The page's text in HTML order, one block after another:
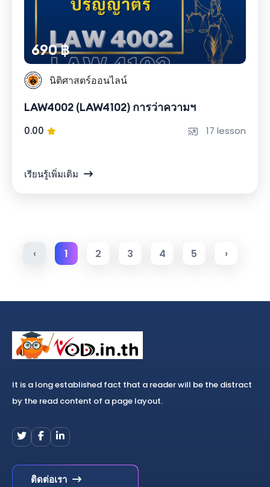
690 ฿
นิติศาสตร์ออนไลน์
LAW4002 (LAW4102) การว่าความฯ
0.00 17 lesson
เรียนรู้เพิ่มเติม
‹ 1 2 3 4 5 ›
It is a long established fact that a reader will be the distract
by the read content of a page layout.
ติดต่อเรา